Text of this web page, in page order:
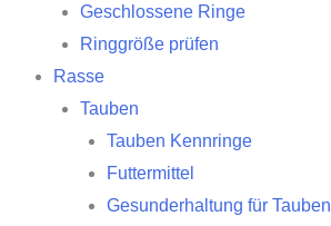
Geschlossene Ringe
Ringgröße prüfen
Rasse
Tauben
Tauben Kennringe
Futtermittel
Gesunderhaltung für Tauben